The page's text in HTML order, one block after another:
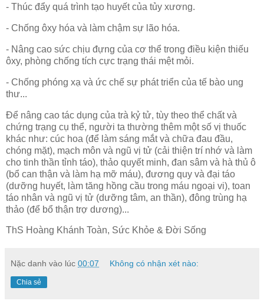
- Thúc đẩy quá trình tạo huyết của tủy xương.
- Chống ôxy hóa và làm chậm sự lão hóa.
- Nâng cao sức chịu đựng của cơ thể trong điều kiện thiếu
ôxy, phòng chống tích cực trạng thái mệt mỏi.
- Chống phóng xạ và ức chế sự phát triển của tế bào ung
thư...
Để nâng cao tác dụng của trà kỷ tử, tùy theo thể chất và
chứng trạng cụ thể, người ta thường thêm một số vị thuốc
khác như: cúc hoa (để làm sáng mắt và chữa đau đầu,
chóng mặt), mạch môn và ngũ vị tử (cải thiện trí nhớ và làm
cho tinh thần tỉnh táo), thảo quyết minh, đan sâm và hà thủ ô
(bổ can thận và làm hạ mỡ máu), đương quy và đại táo
(dưỡng huyết, làm tăng hồng cầu trong máu ngoại vi), toan
táo nhân và ngũ vị tử (dưỡng tâm, an thần), đông trùng hạ
thảo (để bổ thận trợ dương)...
ThS Hoàng Khánh Toàn, Sức Khỏe & Đời Sống
Nặc danh vào lúc 00:07 Không có nhận xét nào:
Chia sẻ